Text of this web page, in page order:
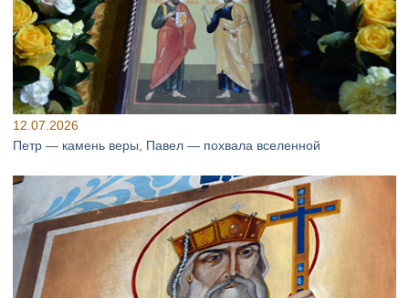
12.07.2026
Петр — камень веры, Павел — похвала вселенной